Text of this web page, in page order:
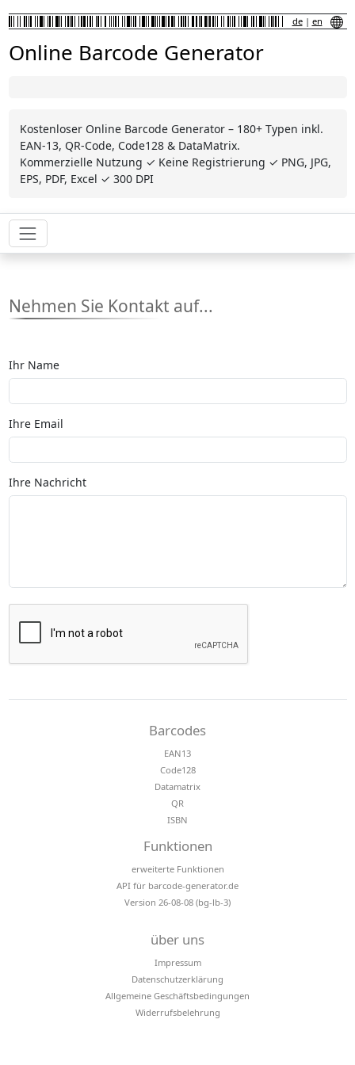
de| en
Online Barcode Generator
Kostenloser Online Barcode Generator – 180+ Typen inkl.
EAN-13, QR-Code, Code128 & DataMatrix.
Kommerzielle Nutzung ✓ Keine Registrierung ✓ PNG, JPG,
EPS, PDF, Excel ✓ 300 DPI
Nehmen Sie Kontakt auf...
Ihr Name
Ihre Email
Ihre Nachricht
Barcodes
EAN13
Code128
Datamatrix
QR
ISBN
Funktionen
erweiterte Funktionen
API für barcode-generator.de
Version 26-08-08 (bg-lb-3)
über uns
Impressum
Datenschutzerklärung
Allgemeine Geschäftsbedingungen
Widerrufsbelehrung